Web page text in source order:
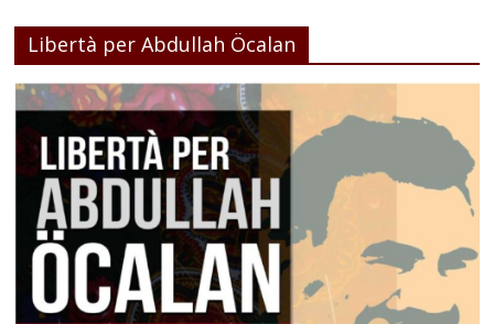
Libertà per Abdullah Öcalan